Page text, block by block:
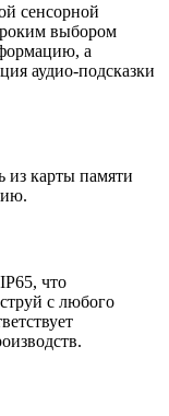
сенсорной
выбором
а
аудио-подсказки
из карты памяти
что
с любого